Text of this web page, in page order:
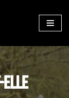
ELLE